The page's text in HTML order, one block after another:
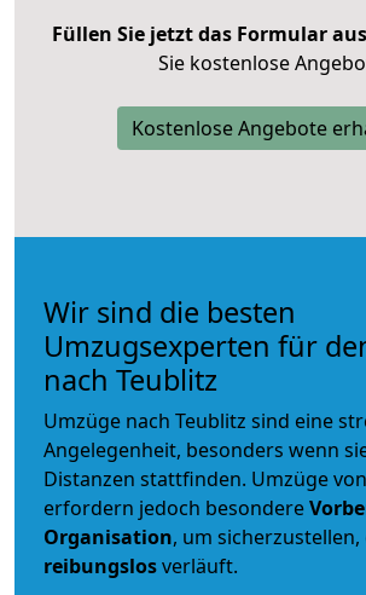
Füllen Sie jetzt das Formular aus
Sie kostenlose
Kostenlose Angebote
Wir sind die besten
Umzugsexperten für
nach Teublitz
Umzüge nach Teublitz sind eine
Angelegenheit, besonders wenn
Distanzen stattfinden. Umzüge
erfordern jedoch besondere
Organisation, um sicherzustellen,
reibungslosverläuft.